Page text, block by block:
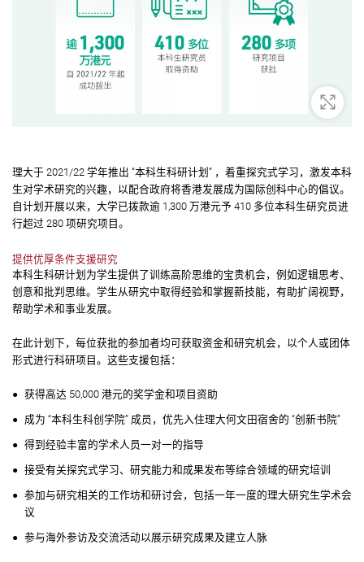
放大
理大于 2021/22 学年推出 “本科生科研计划” ，着重探究式学习，激发本科
生对学术研究的兴趣，以配合政府将香港发展成为国际创科中心的倡议。
自计划开展以来，大学已拨款逾 1,300 万港元予 410 多位本科生研究员进
行超过 280 项研究项目。
提供优厚条件支援研究
本科生科研计划为学生提供了训练高阶思维的宝贵机会，例如逻辑思考、
创意和批判思维。学生从研究中取得经验和掌握新技能，有助扩阔视野，
帮助学术和事业发展。
在此计划下，每位获批的参加者均可获取资金和研究机会，以个人或团体
形式进行科研项目。这些支援包括：
获得高达 50,000 港元的奖学金和项目资助
成为 “本科生科创学院” 成员，优先入住理大何文田宿舍的 “创新书院”
得到经验丰富的学术人员一对一的指导
接受有关探究式学习、研究能力和成果发布等综合领域的研究培训
参加与研究相关的工作坊和研讨会，包括一年一度的理大研究生学术会
议
参与海外参访及交流活动以展示研究成果及建立人脉